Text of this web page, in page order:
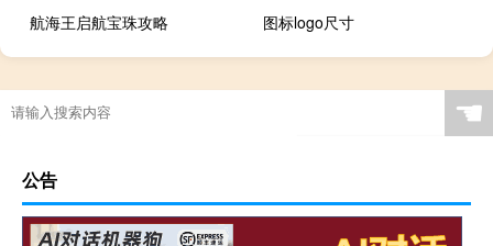
航海王启航宝珠攻略
图标logo尺寸
☚
公告